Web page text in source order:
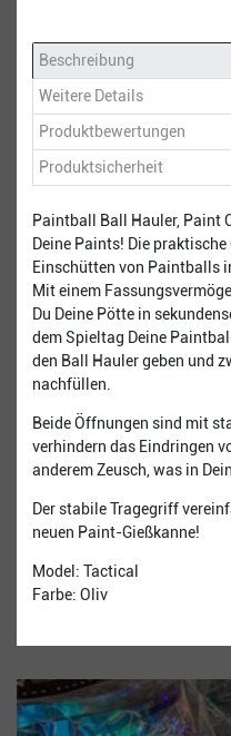
Beschreibung
Weitere Details
Produktbewertungen
Produktsicherheit
Paintball Ball Hauler, Paint
Deine Paints! Die
Einschütten von Paintballs
Mit einem
Du Deine Pötte in
dem Spieltag Deine
den Ball Hauler geben und
nachfüllen.
Beide Öffnungen sind mit
verhindern das Eindringen
anderem Zeusch, was in
Der stabile Tragegriff
neuen Paint-Gießkanne!
Model: Tactical
Farbe: Oliv